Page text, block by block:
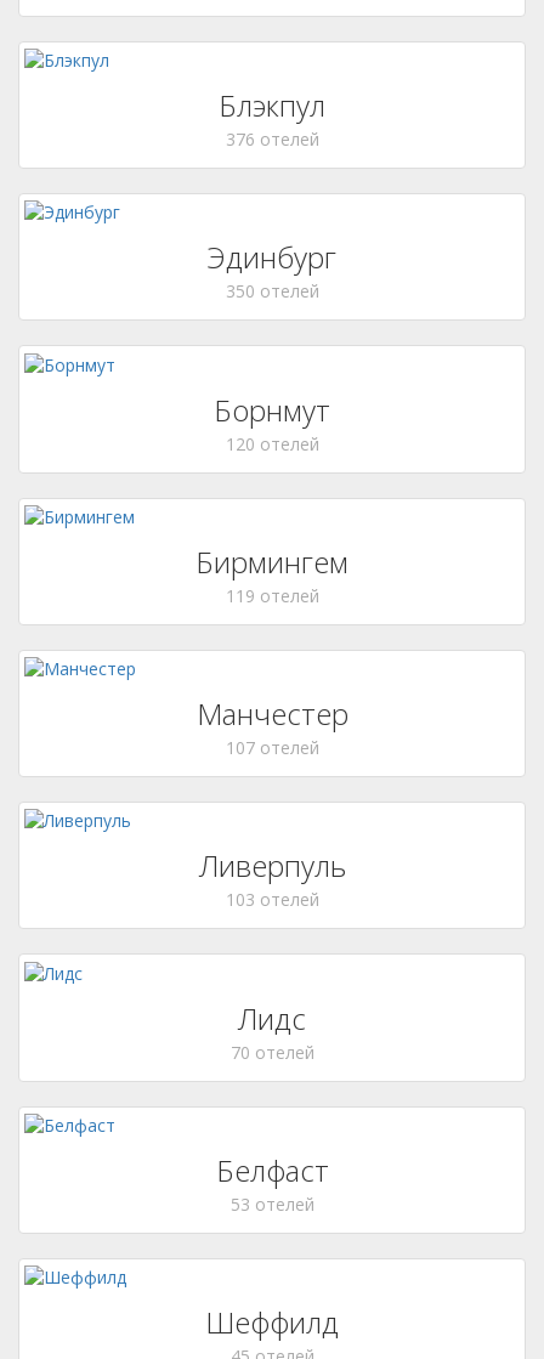
Блэкпул
376 отелей
Эдинбург
350 отелей
Борнмут
120 отелей
Бирмингем
119 отелей
Манчестер
107 отелей
Ливерпуль
103 отелей
Лидс
70 отелей
Белфаст
53 отелей
Шеффилд